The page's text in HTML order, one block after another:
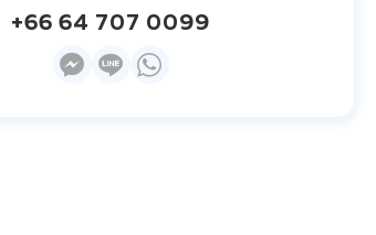
+66 64 707 0099